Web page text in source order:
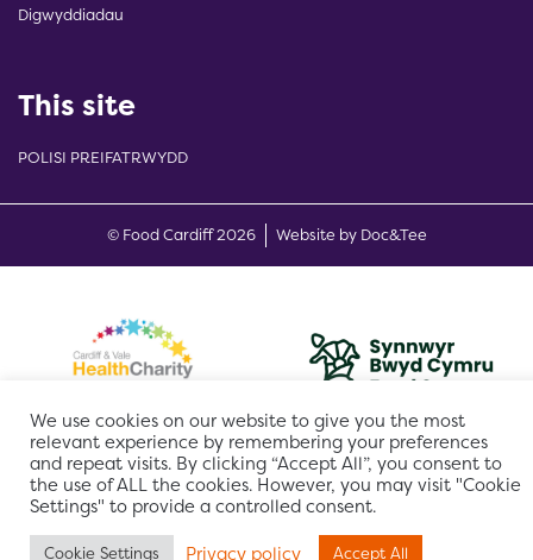
Digwyddiadau
This site
POLISI PREIFATRWYDD
© Food Cardiff 2026 Website by Doc&Tee(opens new
We use cookies on our website to give you the most
relevant experience by remembering your preferences
and repeat visits. By clicking “Accept All”, you consent to
the use of ALL the cookies. However, you may visit "Cookie
Settings" to provide a controlled consent.
Cookie Settings Privacy policy Accept All